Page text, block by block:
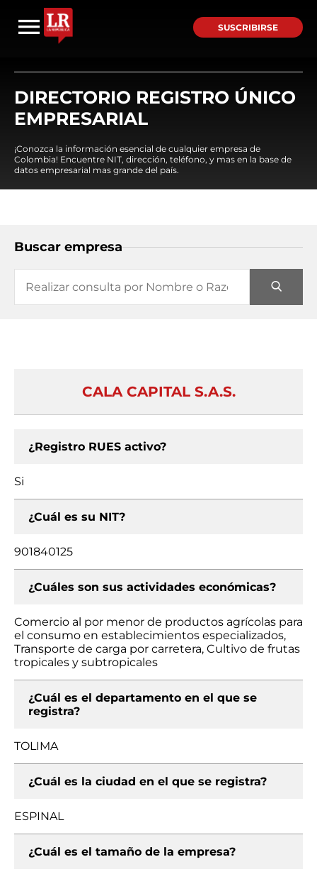
SUSCRIBIRSE
DIRECTORIO REGISTRO ÚNICO
EMPRESARIAL
¡Conozca la información esencial de cualquier empresa de
Colombia! Encuentre NIT, dirección, teléfono, y mas en la base de
datos empresarial mas grande del país.
Buscar empresa
CALA CAPITAL S.A.S.
¿Registro RUES activo?
Si
¿Cuál es su NIT?
901840125
¿Cuáles son sus actividades económicas?
Comercio al por menor de productos agrícolas para
el consumo en establecimientos especializados,
Transporte de carga por carretera, Cultivo de frutas
tropicales y subtropicales
¿Cuál es el departamento en el que se
registra?
TOLIMA
¿Cuál es la ciudad en el que se registra?
ESPINAL
¿Cuál es el tamaño de la empresa?